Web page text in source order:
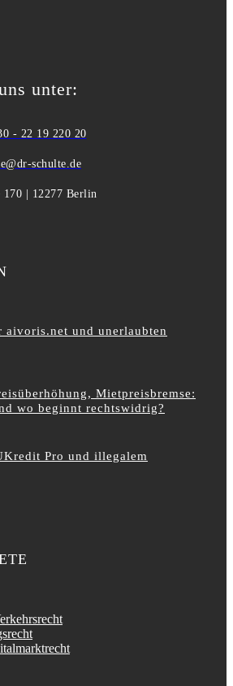
unter:
- 22 19 220 20
schulte.de
170 | 12277 Berlin
aivoris.net und unerlaubten
Mietpreisbremse:
wo beginnt rechtswidrig?
Pro und illegalem